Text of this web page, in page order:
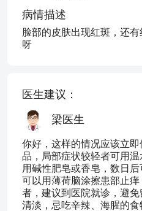
病情描述
脸部的皮肤出现红斑，还
呀
医生建议：
梁医生
你好，这样的情况应该立
品，局部症状较轻者可用
用碱性肥皂或香皂，数日
可以用薄荷脑涂擦患部止
者，建议到医院就诊，避
清淡，忌吃辛辣、海腥的